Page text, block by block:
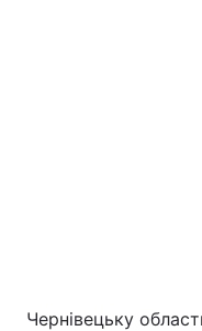
Чернівецьку